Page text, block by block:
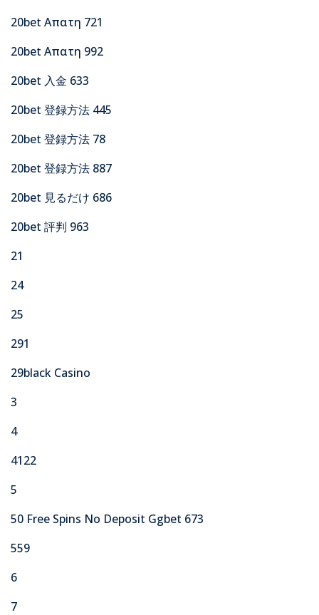
20bet Απατη 721
20bet Απατη 992
20bet 入金 633
20bet 登録方法 445
20bet 登録方法 78
20bet 登録方法 887
20bet 見るだけ 686
20bet 評判 963
21
24
25
291
29black Casino
3
4
4122
5
50 Free Spins No Deposit Ggbet 673
559
6
7